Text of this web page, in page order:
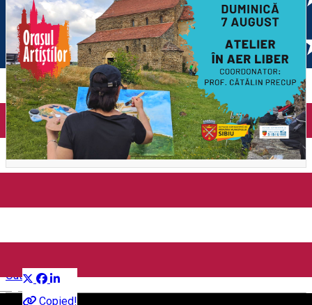
English
Cisnădioara
Copied!
Outside Sibiu